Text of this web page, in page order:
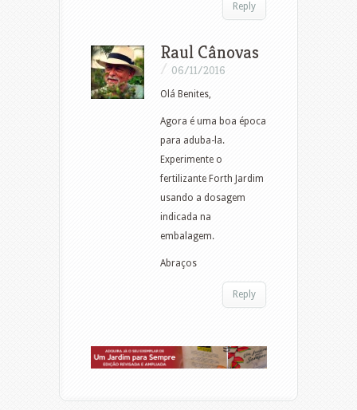
Reply
Raul Cânovas
/ 06/11/2016
Olá Benites,
Agora é uma boa época
para aduba-la.
Experimente o
fertilizante Forth Jardim
usando a dosagem
indicada na
embalagem.
Abraços
Reply